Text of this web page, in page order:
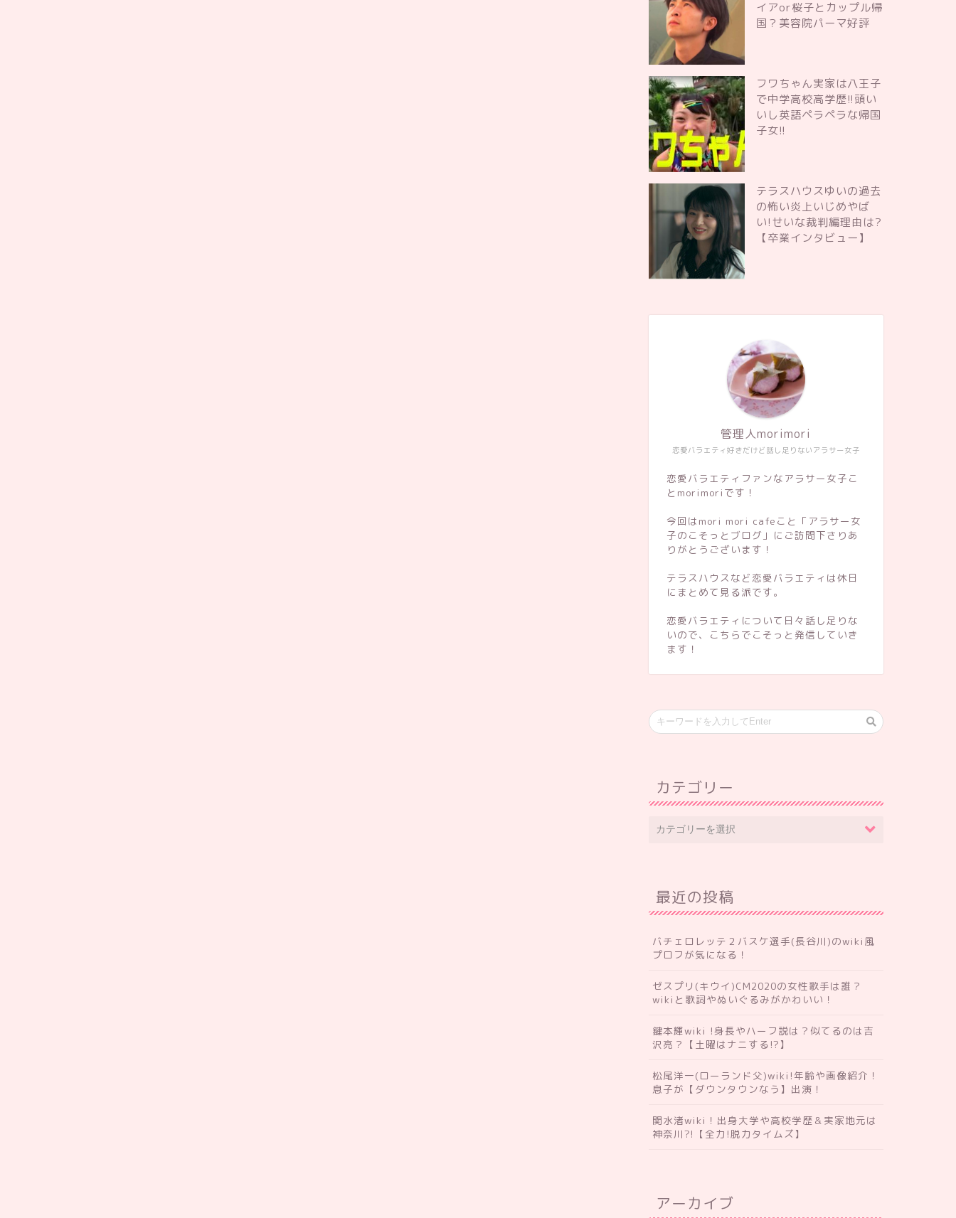
イアor桜子とカップル帰
国？美容院パーマ好評
フワちゃん実家は八王子
で中学高校高学歴!!頭い
いし英語ペラペラな帰国
子女!!
テラスハウスゆいの過去
の怖い炎上いじめやば
い!せいな裁判編理由は?
【卒業インタビュー】
恋愛バラエティ好きだけど話し足りないアラサー女子
管理人morimori
恋愛バラエティファンなアラサー女子こ
とmorimoriです！
今回はmori mori cafeこと「アラサー女
子のこそっとブログ」にご訪問下さりあ
りがとうございます！
テラスハウスなど恋愛バラエティは休日
にまとめて見る派です。
恋愛バラエティについて日々話し足りな
いので、こちらでこそっと発信していき
ます！
カテゴリー
最近の投稿
バチェロレッテ２バスケ選手(長谷川)のwiki風
プロフが気になる！
ゼスプリ(キウイ)CM2020の女性歌手は誰？
wikiと歌詞やぬいぐるみがかわいい！
鍵本輝wiki !身長やハーフ説は？似てるのは吉
沢亮？【土曜はナニする!?】
松尾洋一(ローランド父)wiki!年齢や画像紹介！
息子が【ダウンタウンなう】出演！
関水渚wiki！出身大学や高校学歴＆実家地元は
神奈川?!【全力!脱力タイムズ】
アーカイブ